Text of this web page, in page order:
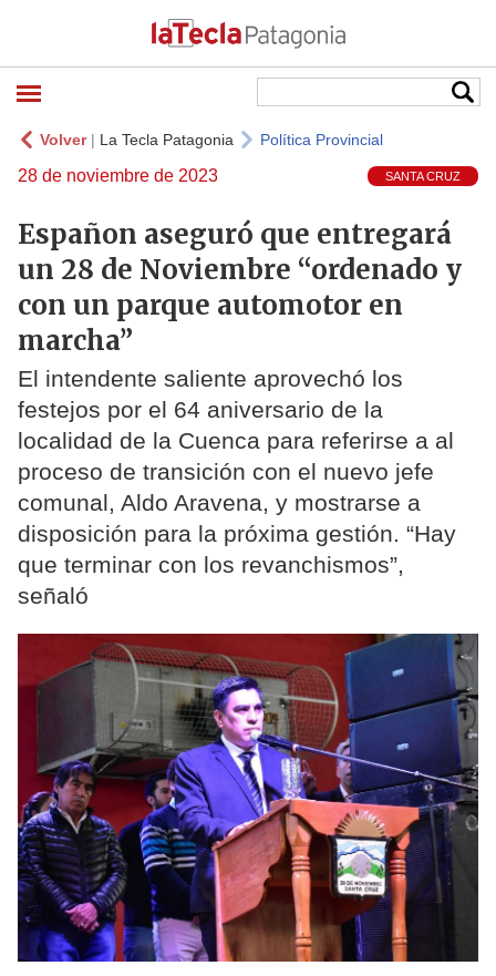
Volver| La Tecla Patagonia Política Provincial
28 de noviembre de 2023 SANTA CRUZ
Españon aseguró que entregará
un 28 de Noviembre “ordenado y
con un parque automotor en
marcha”
El intendente saliente aprovechó los
festejos por el 64 aniversario de la
localidad de la Cuenca para referirse a al
proceso de transición con el nuevo jefe
comunal, Aldo Aravena, y mostrarse a
disposición para la próxima gestión. “Hay
que terminar con los revanchismos”,
señaló